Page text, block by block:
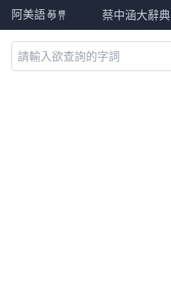
阿美語萌典 蔡中涵大辭典